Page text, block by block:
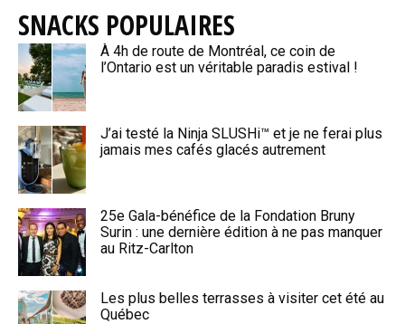
SNACKS POPULAIRES
À 4h de route de Montréal, ce coin de
l’Ontario est un véritable paradis estival !
J’ai testé la Ninja SLUSHi™ et je ne ferai plus
jamais mes cafés glacés autrement
25e Gala-bénéfice de la Fondation Bruny
Surin : une dernière édition à ne pas manquer
au Ritz-Carlton
Les plus belles terrasses à visiter cet été au
Québec